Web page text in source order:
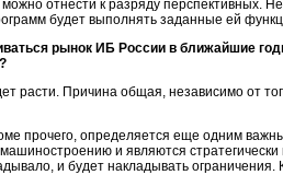
отнести к разряду перспективных.
будет выполнять заданные ей
рынок ИБ России в ближайшие
расти. Причина общая, независимо от
прочего, определяется еще одним
и являются
и будет накладывать